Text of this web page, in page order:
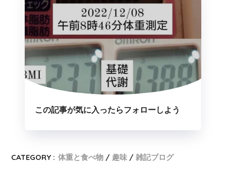
この記事が気に入ったらフォローしよう
CATEGORY : 体重と食べ物 趣味 雑記ブログ